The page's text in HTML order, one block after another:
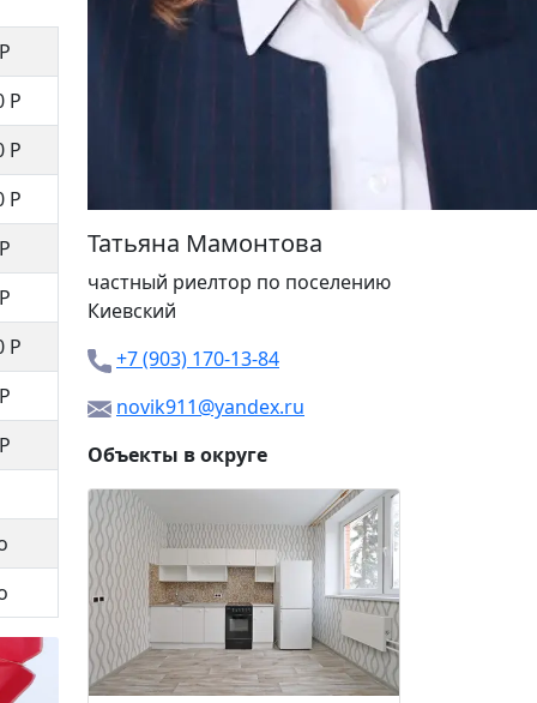
Р
Р
Р
Р
Татьяна Мамонтова
частный риелтор по поселению
Киевский
+7 (903) 170-13-84
novik911@yandex.ru
Объекты в округе